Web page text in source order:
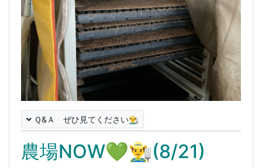
Ｑ&Ａ ぜひ見てください👨‍🌾
農場NOW💚👨‍🌾(8/21)